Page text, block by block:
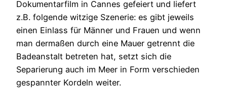
Dokumentarfilm in Cannes gefeiert und liefert
z.B. folgende witzige Szenerie: es gibt jeweils
einen Einlass für Männer und Frauen und wenn
man dermaßen durch eine Mauer getrennt die
Badeanstalt betreten hat, setzt sich die
Separierung auch im Meer in Form verschieden
gespannter Kordeln weiter.